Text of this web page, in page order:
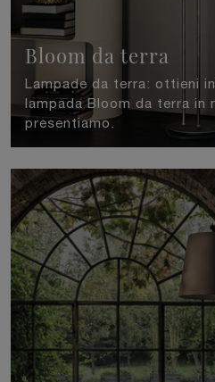
Bloom da terra
Lampade da terra: ottieni
lampada Bloom da terra in
presentiamo.